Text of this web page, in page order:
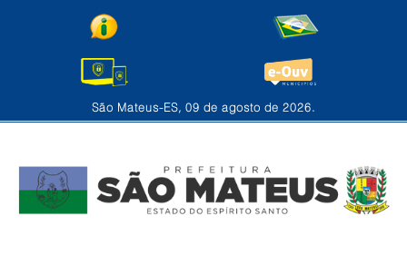
São Mateus-ES, 09 de agosto de 2026.